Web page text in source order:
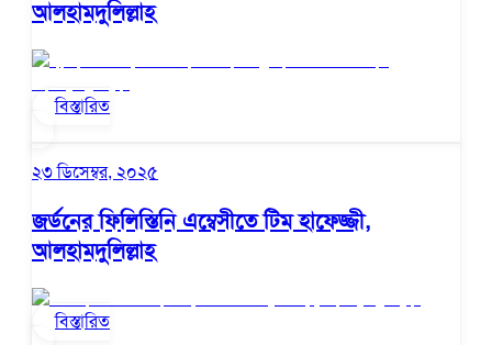
আলহামদুলিল্লাহ
বিস্তারিত
২৩ ডিসেম্বর, ২০২৫
জর্ডনের ফিলিস্তিনি এম্বেসীতে টিম হাফেজ্জী,
আলহামদুলিল্লাহ
বিস্তারিত